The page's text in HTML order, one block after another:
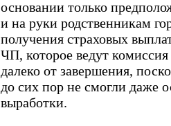
основании только
и на руки родственникам
получения страховых
ЧП, которое ведут
далеко от завершения,
до сих пор не смогли даже
выработки.